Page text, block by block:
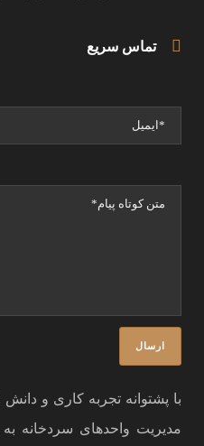
تماس سریع
با پشتوانه تجربه کاری و
مدیریت واحدهای سردخانه